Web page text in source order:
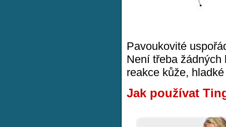
Pavoukovité
Není třeba
reakce kůže,
Jak používat